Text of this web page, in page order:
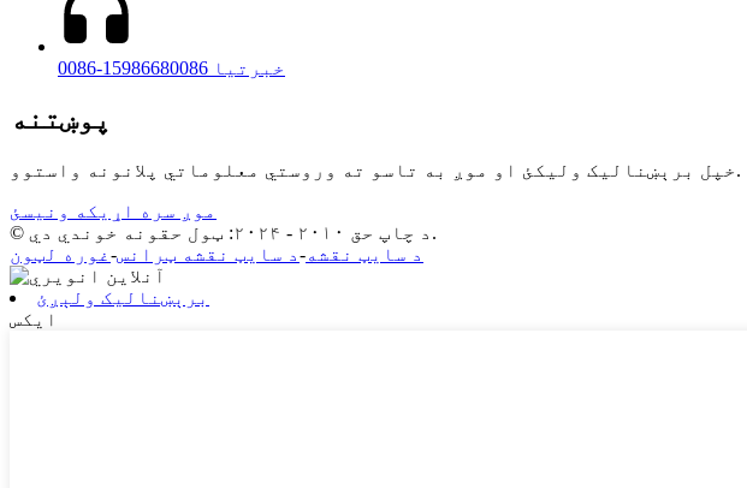
0086-15986680086 خبرتیا
پوښتنه
خپل برېښنالیک ولیکئ او موږ به تاسو ته وروستي معلوماتي پلانونه واستوو.
موږ سره اړیکه ونیسئ
© د چاپ حق ۲۰۱۰ - ۲۰۲۴: ټول حقونه خوندي دي.
د سایټ نقشه-د سایټ نقشه ټرانس- غوره لټون
برېښنالیک ولېږئ
ایکس